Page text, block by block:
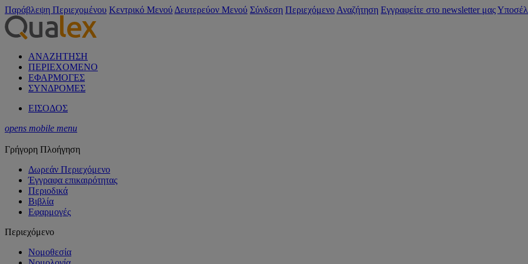
Παράβλεψη Περιεχομένου Κεντρικό Μενού Δευτερεύον Μενού Σύνδεση Περιεχόμενο Αναζήτηση Εγγραφείτε στο newsletter μας
ΑΝΑΖΗΤΗΣΗ
ΠΕΡΙΕΧΟΜΕΝΟ
ΕΦΑΡΜΟΓΕΣ
ΣΥΝΔΡΟΜΕΣ
ΕΙΣΟΔΟΣ
opens mobile menu
Γρήγορη Πλοήγηση
Δωρεάν Περιεχόμενο
Έγγραφα επικαιρότητας
Περιοδικά
Βιβλία
Εφαρμογές
Περιεχόμενο
Νομοθεσία